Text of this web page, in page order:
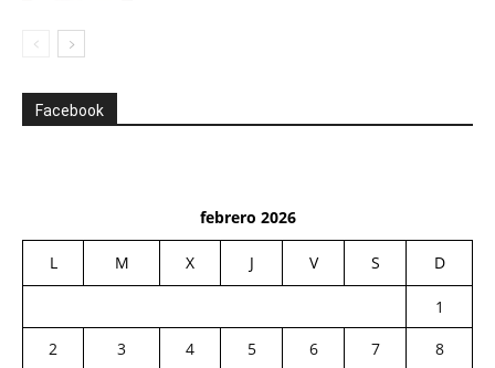
Facebook
febrero 2026
L M X J V S D
1
2
3 4 5 6 7
8